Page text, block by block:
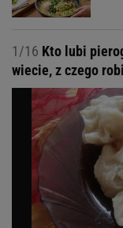
1/16 Kto lubi
wiecie, z czego